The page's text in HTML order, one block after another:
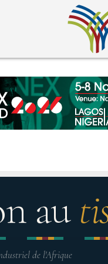
au
de l'Afrique